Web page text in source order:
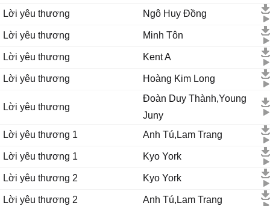
Lời yêu thương
Ngô Huy Đồng
Lời yêu thương Minh Tôn
Lời yêu thương Kent A
Lời yêu thương Hoàng Kim Long
Lời yêu thương
Đoàn Duy Thành,Young
Juny
Lời yêu thương 1
Anh Tú,Lam Trang
Lời yêu thương 1 Kyo York
Lời yêu thương 2 Kyo York
Lời yêu thương 2
Anh Tú,Lam Trang